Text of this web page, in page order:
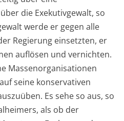
die Exekutivgewalt, so
werde er gegen alle
Regierung einsetzten, er
auflösen und vernichten.
Massenorganisationen
seine konservativen
Es sehe so aus, so
als ob der